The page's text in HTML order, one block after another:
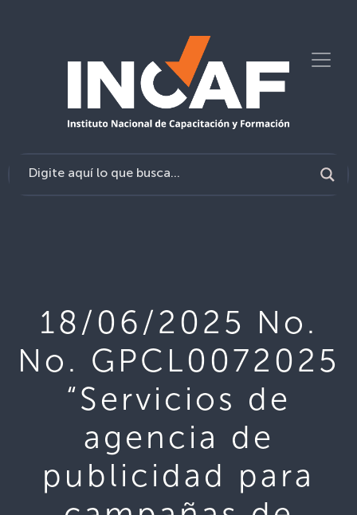
18/06/2025 No.
No. GPCL0072025
“Servicios de
agencia de
publicidad para